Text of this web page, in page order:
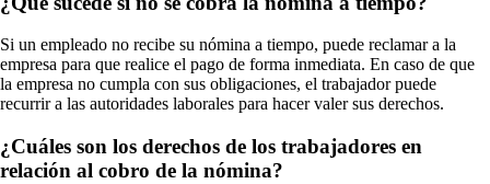
Si un empleado no recibe su nómina a tiempo, puede reclamar a la
empresa para que realice el pago de forma inmediata. En caso de que
la empresa no cumpla con sus obligaciones, el trabajador puede
recurrir a las autoridades laborales para hacer valer sus derechos.
¿Cuáles son los derechos de los trabajadores en
relación al cobro de la nómina?